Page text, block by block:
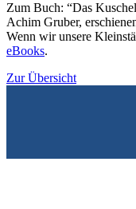
Zum Buch: “Das
Achim Gruber,
Wenn wir unsere
eBooks.
Zur Übersicht